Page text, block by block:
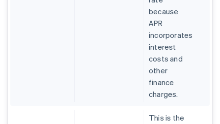
because
APR
incorporates
interest
costs and
other
finance
charges.
This is the